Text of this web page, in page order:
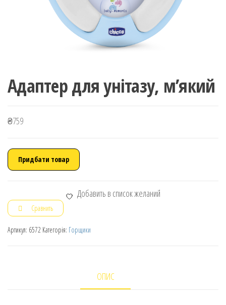
Адаптер для унітазу, м’який
₴759
Придбати товар
Добавить в список желаний
Сравнить
Артикул: 6572 Категорія: Горщики
ОПИС